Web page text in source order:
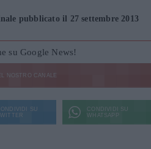
pubblicato il 27 settembre 2013
su Google News!
NOSTRO CANALE
SU
CONDIVIDI SU
WHATSAPP